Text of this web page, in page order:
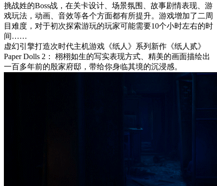
挑战姓的Boss战，在关卡设计、场景氛围、故事剧情表现、游
戏玩法，动画、音效等各个方面都有所提升。游戏增加了二周
目难度，对于初次探索游玩的玩家可能需要10个小时左右的时
间……
虚幻引擎打造次时代主机游戏《纸人》系列新作《纸人贰》
Paper Dolls 2： 栩栩如生的写实表现方式、精美的画面描绘出
一百多年前的殷家府邸，带给你身临其境的沉浸感。